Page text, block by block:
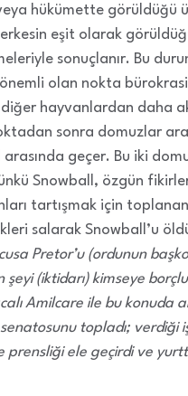
hükümette görüldüğü
eşit olarak
sonuçlanır. Bu
olan nokta
hayvanlardan daha
sonra domuzlar
geçer. Bu iki
Snowball, özgün
tartışmak için
salarak Snowball’u
Pretor’u (ordunun
şeyi (iktidarı) kimseye
Amilcare ile bu konuda
topladı; verdiği
ele geçirdi ve